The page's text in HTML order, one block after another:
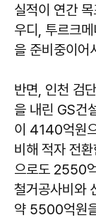
실적이 연간
우디, 투르크
을 준비중이어
반면, 인천 검
을 내린 GS건
이 4140억원
비해 적자 전
으로도 2550
철거공사비와
약 5500억원